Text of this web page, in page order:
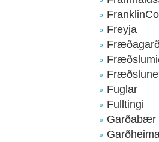
Freyja
Fuglar
Fulltingi
Garðabær